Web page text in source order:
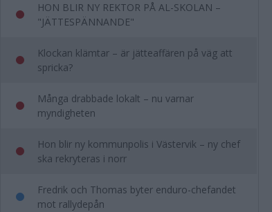
HON BLIR NY REKTOR PÅ AL-SKOLAN –
"JÄTTESPÄNNANDE"
Klockan klämtar – är jätteaffären på väg att
spricka?
Många drabbade lokalt – nu varnar
myndigheten
Hon blir ny kommunpolis i Västervik – ny chef
ska rekryteras i norr
Fredrik och Thomas byter enduro-chefandet
mot rallydepån